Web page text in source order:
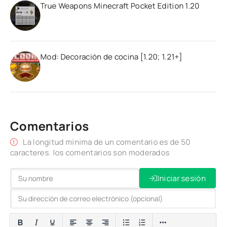
True Weapons Minecraft Pocket Edition 1.20
Mod: Decoración de cocina [1.20; 1.21+]
Comentarios
La longitud mínima de un comentario es de 50
caracteres. los comentarios son moderados
Iniciar sesión